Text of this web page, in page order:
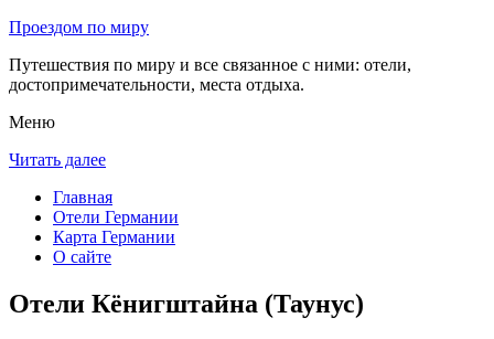
Проездом по миру
Путешествия по миру и все связанное с ними: отели,
достопримечательности, места отдыха.
Меню
Читать далее
Главная
Отели Германии
Карта Германии
О сайте
Отели Кёнигштайна (Таунус)